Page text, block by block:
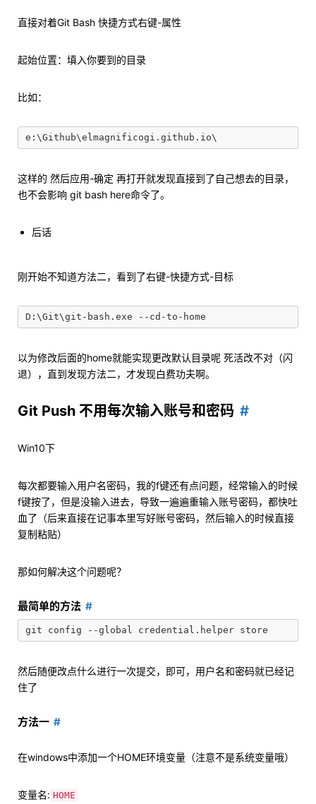
直接对着Git Bash 快捷方式右键-属性
起始位置：填入你要到的目录
比如：
这样的 然后应用-确定 再打开就发现直接到了自己想去的目录，
也不会影响 git bash here命令了。
后话
刚开始不知道方法二，看到了右键-快捷方式-目标
以为修改后面的home就能实现更改默认目录呢 死活改不对（闪
退），直到发现方法二，才发现白费功夫啊。
Git Push 不用每次输入账号和密码
Win10下
每次都要输入用户名密码，我的f键还有点问题，经常输入的时候
f键按了，但是没输入进去，导致一遍遍重输入账号密码，都快吐
血了（后来直接在记事本里写好账号密码，然后输入的时候直接
复制粘贴）
那如何解决这个问题呢？
最简单的方法
然后随便改点什么进行一次提交，即可，用户名和密码就已经记
住了
方法一
在windows中添加一个HOME环境变量（注意不是系统变量哦）
变量名: HOME